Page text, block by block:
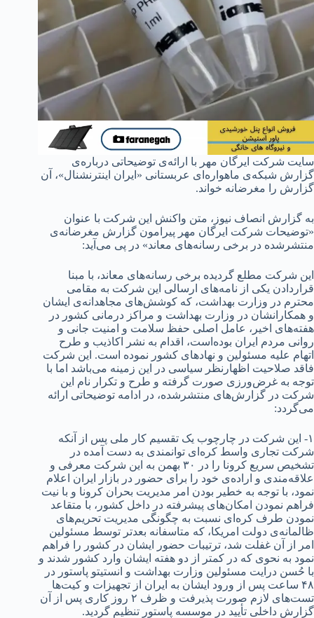
سایت شرکت ایرگان مهر با ارائه‌ی توضیحاتی درباره‌ی
گزارش شبکه‌ی ماهواره‌ای عربستانی «ایران اینترنشنال»، آن
گزارش را مغرضانه خواند.
به گزارش انصاف نیوز، متن واکنش این شرکت با عنوان
«توضیحات شرکت ایرگان مهر پیرامون گزارش مغرضانه‌ی
منتشرشده در برخی رسانه‌های معاند» در پی می‌آید:
این شرکت مطلع گردیده برخی رسانه‌های معاند، با مبنا
قراردادن یکی از نامه‌های ارسالی این شرکت به مقامی
محترم در وزارت بهداشت، که کوشش‌های مجاهدانه‌ی ایشان
و همکارانشان در وزارت بهداشت و مراکز درمانی کشور در
هفته‌های اخیر، عامل اصلی حفظ سلامت و امنیت جانی و
روانی مردم ایران بوده‌است، اقدام به نشر اکاذیب و طرح
اتهام علیه مسئولین و نهادهای کشور نموده است. این شرکت
فاقد صلاحیت اظهارنظر سیاسی در این زمینه می‌باشد اما با
توجه به غرض‌ورزی صورت گرفته و طرح و تکرار نام این
شرکت در گزارش‌های منتشرشده، در ادامه توضیحاتی ارائه
می‌گردد:
۱- این شرکت در چارچوب یک تقسیم کار ملی پس از آنکه
شرکت تجاری واسط کره‌ای توانمندی به دست آمده در
تشخیص سریع کرونا را در ۳۰ بهمن به این شرکت معرفی و
علاقه‌مندی و اراده‌ی خود را برای حضور در بازار ایران اعلام
نمود، با توجه به خطیر بودن امر مدیریت بحران کرونا و با نیت
فراهم نمودن امکان‌های پیشرفته در داخل کشور، با متقاعد
نمودن طرف کره‌ای نسبت به چگونگی مدیریت تحریم‌های
ظالمانه‌ی دولت امریکا، که متاسفانه بعدتر توسط مسئولین
امر از آن غفلت شد، ترتیبات حضور ایشان در کشور را فراهم
نمود به نحوی که در کمتر از دو هفته ایشان وارد کشور شدند و
با حُسن درایت مسئولین وزارت بهداشت و انستیتو پاستور در
۴۸ ساعت پس از ورود ایشان به ایران از تجهیزات و کیت‌ها
تست‌های لازم صورت پذیرفت و ظرف ۲ روز کاری پس از آن
گزارش داخلی تأیید در موسسه پاستور تنظیم گردید.